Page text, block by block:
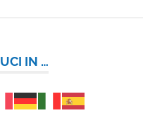
IN …